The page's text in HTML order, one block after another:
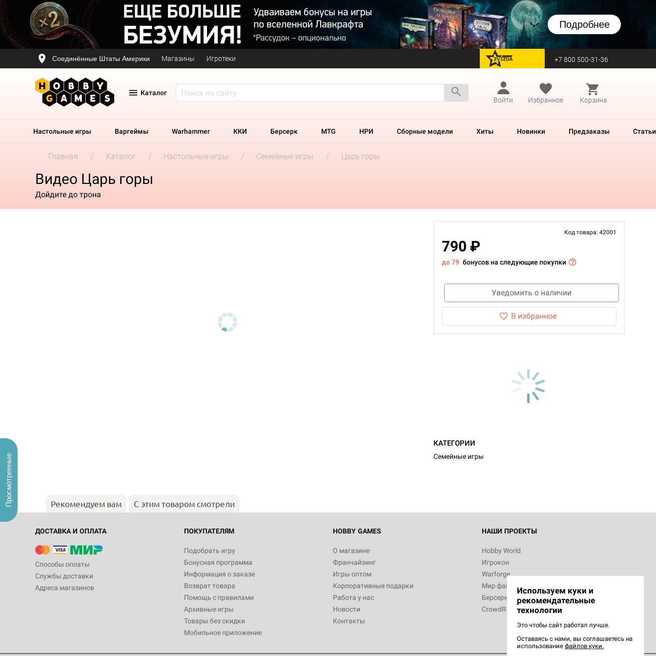
Подробнее
Соединённые Штаты Америки Магазины Игротеки перейти на Zvezda +7 800 500-31-36
Каталог
Войти
Избранное Корзина
Настольные игры Варгеймы Warhammer ККИ Берсерк MTG НРИ Сборные модели Хиты Новинки Предзаказы Статьи
Главная Каталог Настольные игры Семейные игры Царь горы
Видео Царь горы
Дойдите до трона
Код товара: 42001
790 ₽
до 79 бонусов на следующие покупки
Уведомить о наличии
В избранное
КАТЕГОРИИ
Семейные игры
Рекомендуем вам С этим товаром смотрели
ДОСТАВКА И ОПЛАТА
Способы оплаты
Службы доставки
Адреса магазинов
ПОКУПАТЕЛЯМ
Подобрать игру
Бонусная программа
Информация о заказе
Возврат товара
Помощь с правилами
Архивные игры
Товары без скидки
Мобильное приложение
HOBBY GAMES
О магазине
Франчайзинг
Игры оптом
Корпоративные подарки
Работа у нас
Новости
Контакты
НАШИ ПРОЕКТЫ
Hobby World
Игрокон
Warforge
Мир фантастики
Берсерк
CrowdRepublic
Используем куки и
рекомендательные
технологии
Это чтобы сайт работал лучше.
Оставаясь с нами, вы соглашаетесь на
использование файлов куки.
Просмотренные
Настольная игра Hobby World Монстры
Белая смерть
12 990
Настольная игра Hobby World Берсерк.
3 490